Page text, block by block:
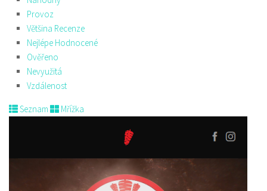
Provoz
Většina Recenze
Nejlépe Hodnocené
Ověřeno
Nevyužitá
Vzdálenost
Seznam Mřížka